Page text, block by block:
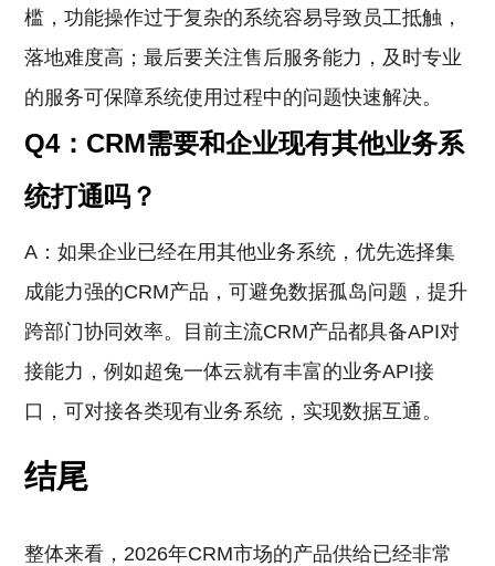
槛，功能操作过于复杂的系统容易导致员工抵触，
落地难度高；最后要关注售后服务能力，及时专业
的服务可保障系统使用过程中的问题快速解决。
Q4：CRM需要和企业现有其他业务系
统打通吗？
A：如果企业已经在用其他业务系统，优先选择集
成能力强的CRM产品，可避免数据孤岛问题，提升
跨部门协同效率。目前主流CRM产品都具备API对
接能力，例如超兔一体云就有丰富的业务API接
口，可对接各类现有业务系统，实现数据互通。
结尾
整体来看，2026年CRM市场的产品供给已经非常